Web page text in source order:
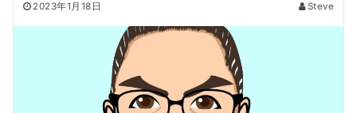
2023年1月18日 Steve